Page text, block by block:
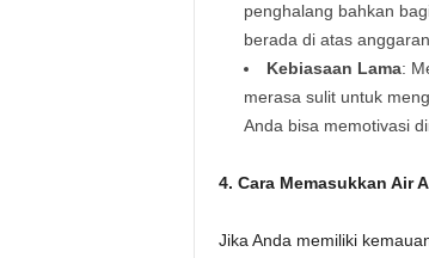
penghalang bahkan
berada di atas
Kebiasaan Lama:
merasa sulit untuk
Anda bisa memotivasi
4. Cara Memasukkan Air
Jika Anda memiliki